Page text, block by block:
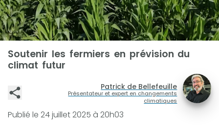
Soutenir les fermiers en prévision du
climat futur
Patrick de Bellefeuille
Présentateur et expert en changements
climatiques
Publié le 24 juillet 2025 à 20h03